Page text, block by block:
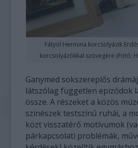
Fátyol Hermina korcsolyázik
korcsolyázókkal szövegére (Fotó:
Ganymed sokszereplős
látszólag független epizódok
össze. A részeket a közös
színészek testszínű ruhái, a
közt visszatérő motívumok
párkapcsolati problémák,